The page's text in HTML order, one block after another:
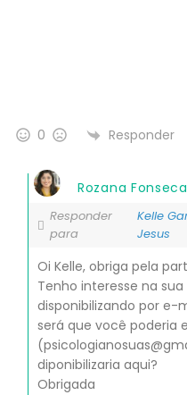
0 Responder
Rozana Fonseca
Responder
para
Kelle
Jesus
Oi Kelle, obriga pela
Tenho interesse na
disponibilizando por e-
será que você poderia
diponibilizaria aqui?
Obrigada